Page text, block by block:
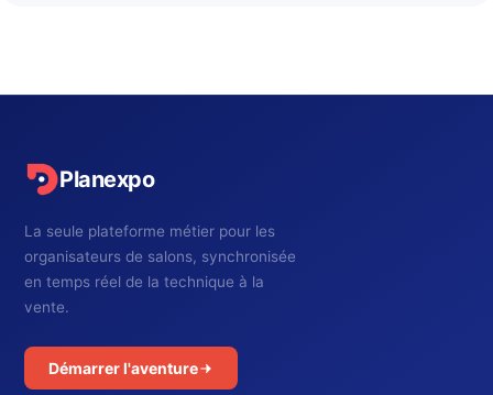
Planexpo
La seule plateforme métier pour les
organisateurs de salons, synchronisée
en temps réel de la technique à la
vente.
Démarrer l'aventure